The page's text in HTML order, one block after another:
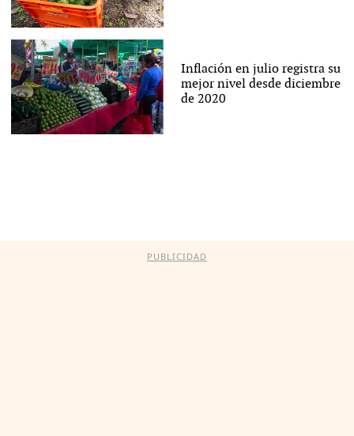
Inflación en julio registra su
mejor nivel desde diciembre
de 2020
PUBLICIDAD